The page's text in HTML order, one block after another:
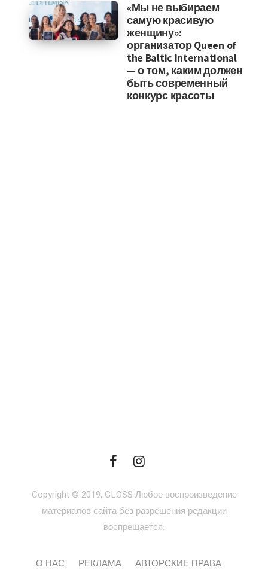
«Мы не выбираем
самую красивую
женщину»:
организатор Queen of
the Baltic International
— о том, каким должен
быть современный
конкурс красоты
Copyright © 2019, GLOSS Любое воспроизведение
материалов сайта без разрешения редакции
воспрещается.
О НАС РЕКЛАМА АВТОРСКИЕ ПРАВА